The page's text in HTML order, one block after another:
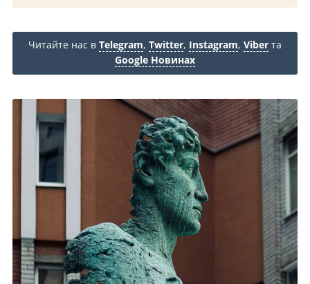
Читайте нас в Telegram, Twitter, Instagram, Viber та
Google Новинах